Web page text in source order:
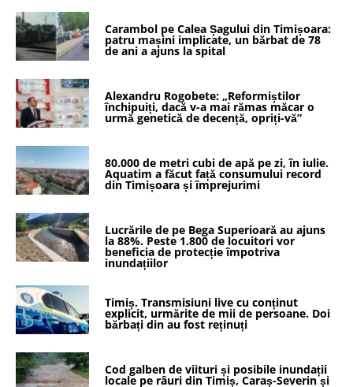
Carambol pe Calea Șagului din Timișoara:
patru mașini implicate, un bărbat de 78
de ani a ajuns la spital
Alexandru Rogobete: „Reformiștilor
închipuiți, dacă v-a mai rămas măcar o
urmă genetică de decență, opriți-vă”
80.000 de metri cubi de apă pe zi, în iulie.
Aquatim a făcut față consumului record
din Timișoara și împrejurimi
Lucrările de pe Bega Superioară au ajuns
la 88%. Peste 1.800 de locuitori vor
beneficia de protecție împotriva
inundațiilor
Timiș. Transmisiuni live cu conținut
explicit, urmărite de mii de persoane. Doi
bărbați din au fost reținuți
Cod galben de viituri și posibile inundații
locale pe râuri din Timiș, Caraș-Severin și